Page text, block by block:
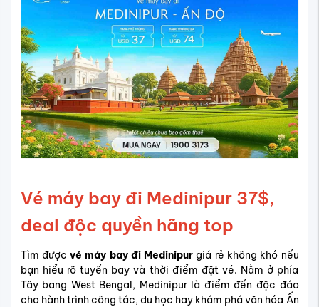
Vé máy bay đi Medinipur 37$,
deal độc quyền hãng top
Tìm đượcvé máy bay đi Medinipur giá rẻ không khó nếu
bạn hiểu rõ tuyến bay và thời điểm đặt vé. Nằm ở phía
Tây bang West Bengal, Medinipur là điểm đến độc đáo
cho hành trình công tác, du học hay khám phá văn hóa Ấn